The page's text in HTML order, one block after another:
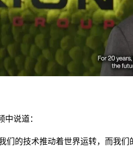
说道：
的技术推动着世界运转，而我